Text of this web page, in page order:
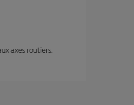
axes routiers.